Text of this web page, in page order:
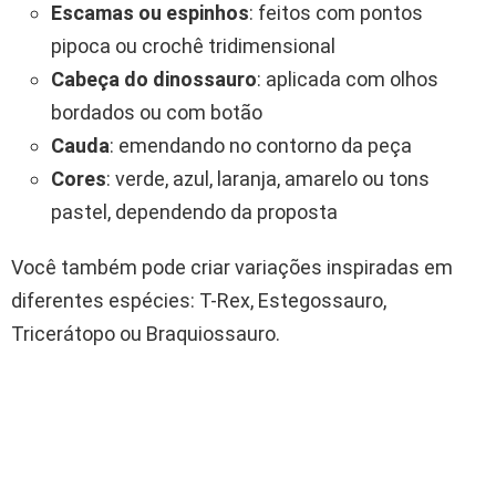
Escamas ou espinhos: feitos com pontos
pipoca ou crochê tridimensional
Cabeça do dinossauro: aplicada com olhos
bordados ou com botão
Cauda: emendando no contorno da peça
Cores: verde, azul, laranja, amarelo ou tons
pastel, dependendo da proposta
Você também pode criar variações inspiradas em
diferentes espécies: T-Rex, Estegossauro,
Tricerátopo ou Braquiossauro.